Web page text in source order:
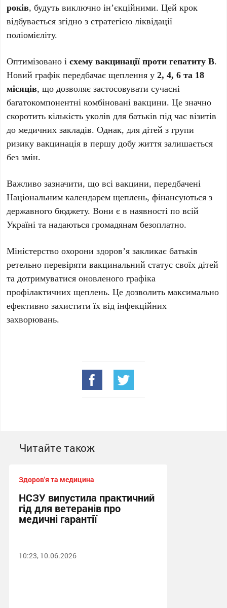
років, будуть виключно ін’єкційними. Цей крок
відбувається згідно з стратегією ліквідації
поліомієліту.
Оптимізовано ісхему вакцинації проти гепатиту B.
Новий графік передбачає щеплення у2, 4, 6 та 18
місяців, що дозволяє застосовувати сучасні
багатокомпонентні комбіновані вакцини. Це значно
скоротить кількість уколів для батьків під час візитів
до медичних закладів. Однак, для дітей з групи
ризику вакцинація в першу добу життя залишається
без змін.
Важливо зазначити, що всі вакцини, передбачені
Національним календарем щеплень, фінансуються з
державного бюджету. Вони є в наявності по всій
Україні та надаються громадянам безоплатно.
Міністерство охорони здоров’я закликає батьків
ретельно перевіряти вакцинальний статус своїх дітей
та дотримуватися оновленого графіка
профілактичних щеплень. Це дозволить максимально
ефективно захистити їх від інфекційних
захворювань.
Читайте також
Здоров'я та медицина
НСЗУ випустила практичний
гід для ветеранів про
медичні гарантії
10:23, 10.06.2026